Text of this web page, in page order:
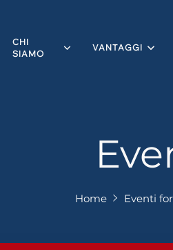
CHI
SIAMO
VANTAGGI
Home Eventi